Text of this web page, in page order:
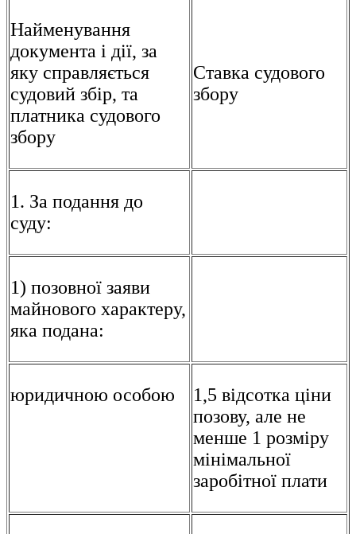
Найменування
документа і дії, за
яку справляється
судовий збір, та
платника судового
збору
Ставка судового
збору
1. За подання до
суду:
1) позовної заяви
майнового характеру,
яка подана:
юридичною особою
1,5 відсотка ціни
позову, але не
менше 1 розміру
мінімальної
заробітної плати